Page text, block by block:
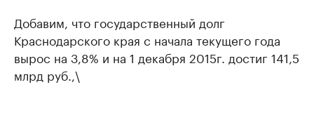
Добавим, что государственный долг
Краснодарского края с начала текущего года
вырос на 3,8% и на 1 декабря 2015г. достиг 141,5
млрд руб.,\